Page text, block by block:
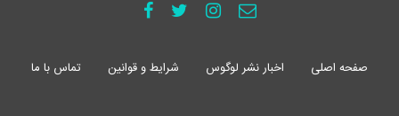
صفحه اصلی اخبار نشر لوگوس شرایط و قوانین تماس با ما